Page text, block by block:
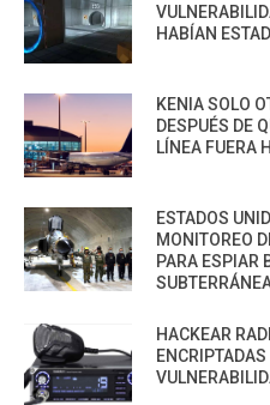
HABÍAN
KENIA SOLO
DESPUÉS DE
LÍNEA FUERA
ESTADOS
MONITOREO
PARA ESPIAR
HACKEAR